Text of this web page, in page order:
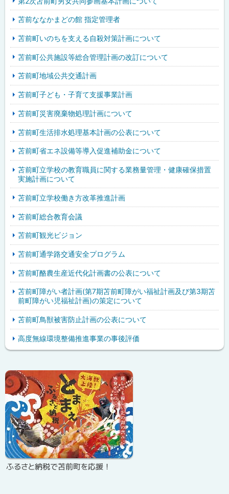
苫前ななかまどの館 指定管理者
苫前町いのちを支える自殺対策計画について
苫前町公共施設等総合管理計画の改訂について
苫前町地域公共交通計画
苫前町子ども・子育て支援事業計画
苫前町災害廃棄物処理計画について
苫前町生活排水処理基本計画の公表について
苫前町省エネ設備等導入促進補助金について
苫前町立学校の教育職員に関する業務量管理・健康確保措置
実施計画について
苫前町立学校働き方改革推進計画
苫前町総合教育会議
苫前町観光ビジョン
苫前町通学路交通安全プログラム
苫前町酪農生産近代化計画書の公表について
苫前町障がい者計画(第7期苫前町障がい福祉計画及び第3期苫
前町障がい児福祉計画)の策定について
苫前町鳥獣被害防止計画の公表について
高度無線環境整備推進事業の事後評価
サ
イ
ド
・
メ
ニ
ッ
ク
ア
ッ
プ
ふるさと納税で苫前町を応援！